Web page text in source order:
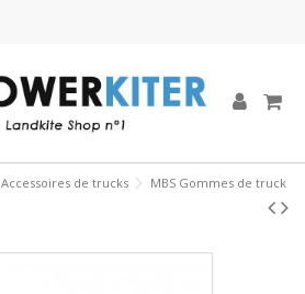
Accessoires de trucks
MBS Gommes de truck